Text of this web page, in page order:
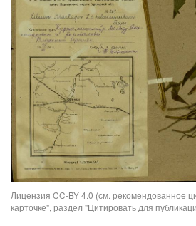
Лицензия CC-BY 4.0 (см. рекомендованное
карточке", раздел "Цитировать для